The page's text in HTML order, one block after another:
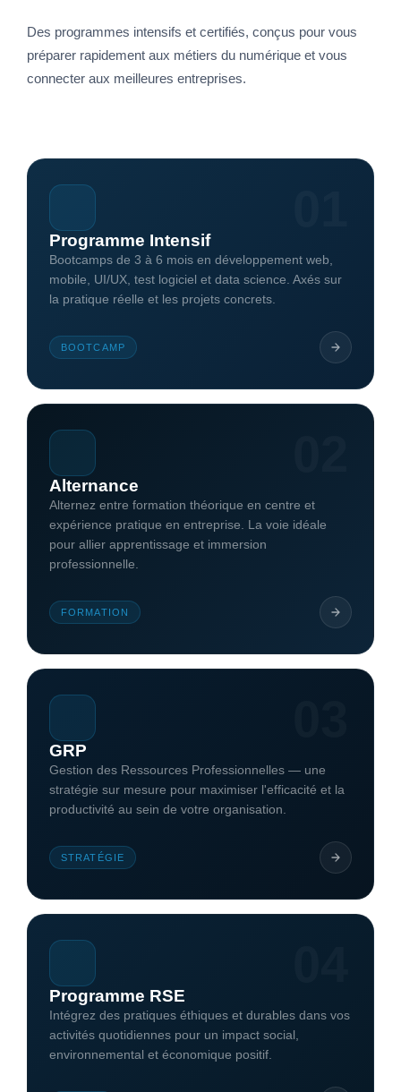
Des programmes intensifs et certifiés, conçus pour vous
préparer rapidement aux métiers du numérique et vous
connecter aux meilleures entreprises.
Programme Intensif
Bootcamps de 3 à 6 mois en développement web,
mobile, UI/UX, test logiciel et data science. Axés sur
la pratique réelle et les projets concrets.
BOOTCAMP
Alternance
Alternez entre formation théorique en centre et
expérience pratique en entreprise. La voie idéale
pour allier apprentissage et immersion
professionnelle.
FORMATION
GRP
Gestion des Ressources Professionnelles — une
stratégie sur mesure pour maximiser l'efficacité et la
productivité au sein de votre organisation.
STRATÉGIE
Programme RSE
Intégrez des pratiques éthiques et durables dans vos
activités quotidiennes pour un impact social,
environnemental et économique positif.